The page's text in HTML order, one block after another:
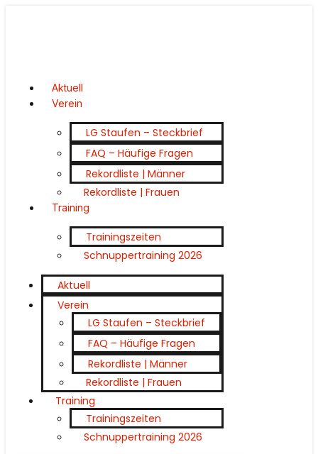
Aktuell
Verein
LG Staufen – Steckbrief
FAQ – Häufige Fragen
Rekordliste | Männer
Rekordliste | Frauen
Training
Trainingszeiten
Schnuppertraining 2026
Aktuell
Verein
LG Staufen – Steckbrief
FAQ – Häufige Fragen
Rekordliste | Männer
Rekordliste | Frauen
Training
Trainingszeiten
Schnuppertraining 2026